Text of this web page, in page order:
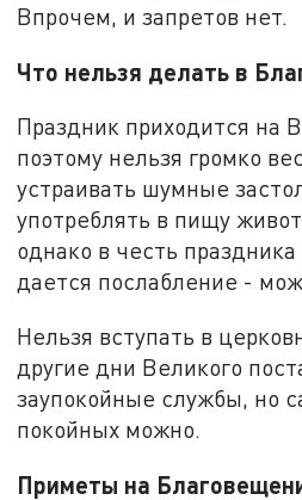
Впрочем, и запретов нет.
Что нельзя делать в
Праздник приходится на
поэтому нельзя громко
устраивать шумные
употреблять в пищу
однако в честь
дается послабление -
Нельзя вступать в
другие дни Великого
заупокойные службы, но
покойных можно.
Приметы на